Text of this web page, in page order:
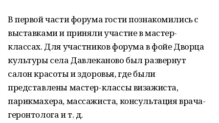
В первой части форума гости познакомились с
выставками и приняли участие в мастер-
классах. Для участников форума в фойе Дворца
культуры села Давлеканово был развернут
салон красоты и здоровья, где были
представлены мастер-классы визажиста,
парикмахера, массажиста, консультация врача-
геронтолога и т. д.